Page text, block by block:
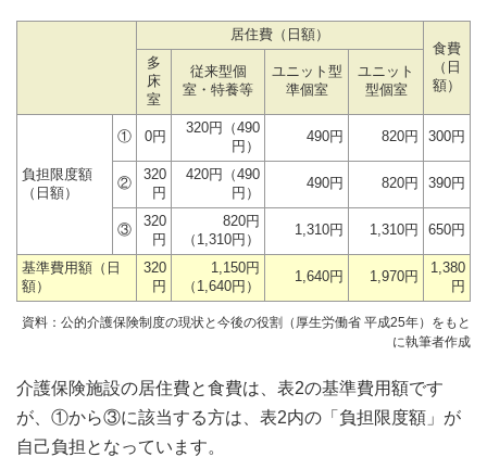
居住費（日額）
食費
（日
額）
多
床
室
従来型個
室・特養等
ユニット型
準個室
ユニット
型個室
負担限度額
（日額）
① 0円
320円（490
円）
490円 820円 300円
②
320
円
420円（490
円）
490円 820円 390円
③
320
円
820円
（1,310円）
1,310円 1,310円 650円
基準費用額（日
額）
320
円
1,150円
（1,640円）
1,640円 1,970円
1,380
円
資料：公的介護保険制度の現状と今後の役割（厚生労働省 平成25年）をもと
に執筆者作成
介護保険施設の居住費と食費は、表2の基準費用額です
が、①から③に該当する方は、表2内の「負担限度額」が
自己負担となっています。